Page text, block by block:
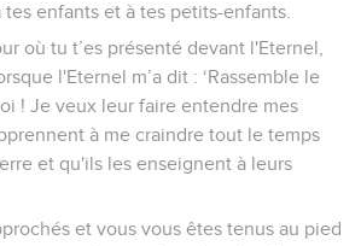
enfants et à tes petits-enfants.
où tu t’es présenté devant l'Eternel,
l'Eternel m’a dit : ‘Rassemble le
! Je veux leur faire entendre mes
à me craindre tout le temps
et qu'ils les enseignent à leurs
et vous vous êtes tenus au pied